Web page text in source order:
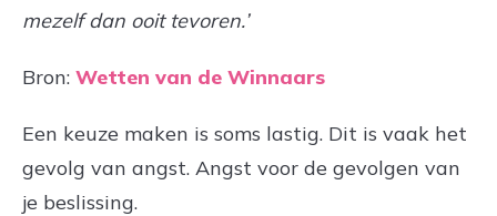
mezelf dan ooit tevoren.’
Bron: Wetten van de Winnaars
Een keuze maken is soms lastig. Dit is vaak het
gevolg van angst. Angst voor de gevolgen van
je beslissing.